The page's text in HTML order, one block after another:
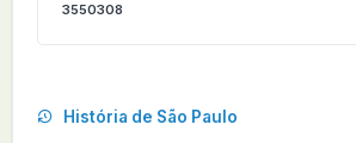
3550308
História de São Paulo